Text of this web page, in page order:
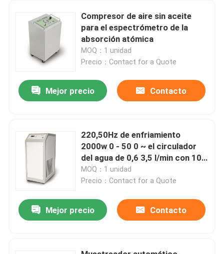
Compresor de aire sin aceite
para el espectrómetro de la
absorción atómica
MOQ：1 unidad
Precio：Contact for a Quote
Mejor precio Contacto
220,50Hz de enfriamiento
2000w 0 - 50 0 ~ el circulador
del agua de 0,6 3,5 l/min con 10
m valoró la elevación
MOQ：1 unidad
Precio：Contact for a Quote
Mejor precio Contacto